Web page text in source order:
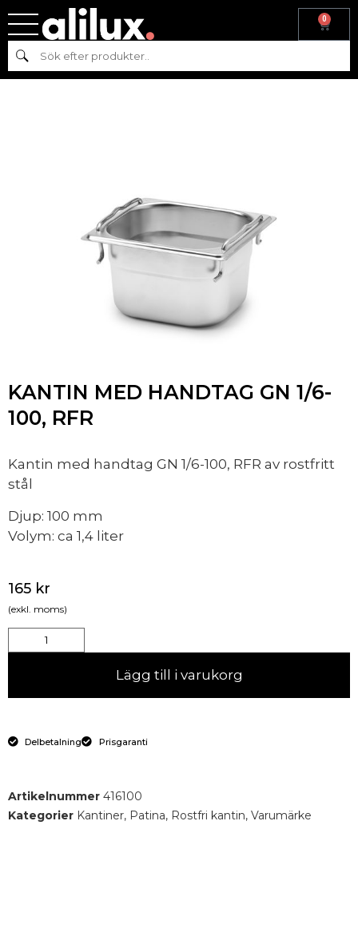
0
Sök
Hem
RFR
KANTIN MED HANDTAG GN 1/6-
100, RFR
Kantin med handtag GN 1/6-100, RFR av rostfritt
stål
Djup: 100 mm
Volym: ca 1,4 liter
165 kr
(exkl. moms)
Lägg till i varukorg
Delbetalning Prisgaranti
Artikelnummer 416100
Kategorier Kantiner, Patina, Rostfri kantin, Varumärke